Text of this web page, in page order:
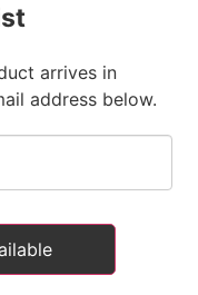
arrives in
address below.